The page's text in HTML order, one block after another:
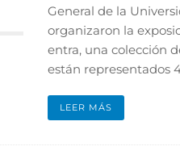
General de la
organizaron la
entra, una colección
están representados
LEER MÁS